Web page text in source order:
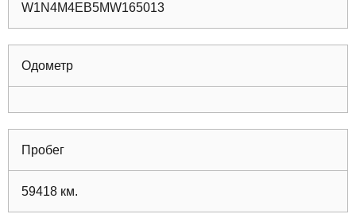
W1N4M4EB5MW165013
Одометр
Пробег
59418 км.